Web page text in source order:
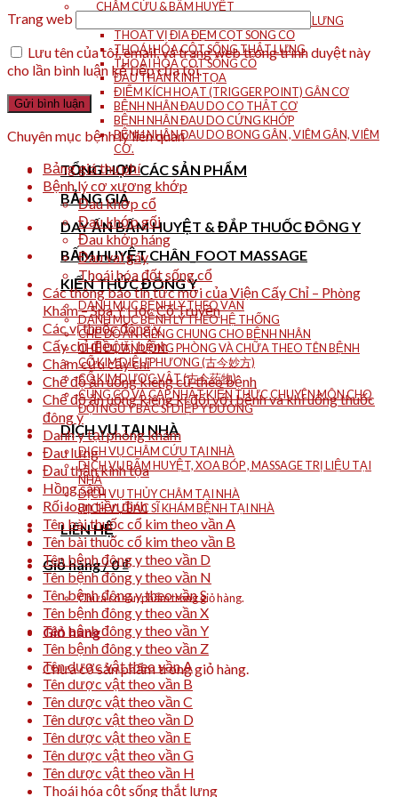
CHÂM CỨU & BẤM HUYỆT
THOÁT VỊ ĐĨA ĐỆM CỘT SỐNG THẮT LƯNG
THOÁT VỊ ĐĨA ĐỆM CỘT SỐNG CỔ
THOÁI HÓA CỘT SỐNG THẮT LƯNG
THOÁI HÓA CỘT SỐNG CỔ
ĐAU THẦN KINH TỌA
ĐIỂM KÍCH HOẠT (TRIGGER POINT) GÂN CƠ
BỆNH NHÂN ĐAU DO CO THẮT CƠ
BỆNH NHÂN ĐAU DO CỨNG KHỚP
BỆNH NHÂN ĐAU DO BONG GÂN , VIÊM GÂN, VIÊM
CƠ.
TỔNG HỢP CÁC SẢN PHẨM
BẢNG GIÁ
DAY ẤN BẤM HUYỆT & ĐẮP THUỐC ĐÔNG Y
BẤM HUYỆT CHÂN_FOOT MASSAGE
KIẾN THỨC ĐÔNG Y
DANH MỤC BỆNH LÝ THEO VẦN
DANH MỤC BỆNH LÝ THEO HỆ THỐNG
CHẾ ĐỘ ĂN KIÊNG CHUNG CHO BỆNH NHÂN
CHẾ ĐỘ ĂN UỐNG PHÒNG VÀ CHỮA THEO TÊN BỆNH
CỔ KIM DIỆU PHƯƠNG (古今妙方)
CỔ KIM DƯỢC VẬT (古今药物)
CỦNG CỐ VÀ CẬP NHẬT KIẾN THỨC CHUYÊN MÔN CHO
ĐỘI NGŨ Y BÁC SĨ DIỆP Y ĐƯỜNG
DỊCH VỤ TẠI NHÀ
DỊCH VỤ CHÂM CỨU TẠI NHÀ
DỊCH VỤ BẤM HUYỆT, XOA BÓP , MASSAGE TRỊ LIỆU TẠI
NHÀ
DỊCH VỤ THỦY CHÂM TẠI NHÀ
DỊCH VỤ BÁC SĨ KHÁM BỆNH TẠI NHÀ
LIÊN HỆ
Giỏ hàng /0₫
Chưa có sản phẩm trong giỏ hàng.
Giỏ hàng
Chưa có sản phẩm trong giỏ hàng.
Trang web
Lưu tên của tôi, email, và trang web trong trình duyệt này
cho lần bình luận kế tiếp của tôi.
Chuyên mục bệnh lý liên quan
Bảng giá thu phí
Bệnh lý cơ xương khớp
Đau khớp cổ
Đau khớp gối
Đau khớp háng
Đau vai gáy
Thoái hóa đốt sống cổ
Các thông báo tin tức mới của Viện Cấy Chỉ – Phòng
Khám – Spa Y Học Cổ Truyền
Các vị thuốc đông y
Cấy chỉ điều trị bệnh
Châm cứu cấy chỉ
Chế độ ăn uống kiêng cữ theo bệnh
Chế độ ăn uống kiêng kị đối với bệnh và khi uống thuốc
đông y
Danh y tại phòng khám
Đau lưng
Đau thần kinh tọa
Hồng sâm
Rối loạn tiền đình
Tên bài thuốc cổ kim theo vần A
Tên bài thuốc cổ kim theo vần B
Tên bệnh đông y theo vần D
Tên bệnh đông y theo vần N
Tên bệnh đông y theo vần S
Tên bệnh đông y theo vần X
Tên bệnh đông y theo vần Y
Tên bệnh đông y theo vần Z
Tên dược vật theo vần A
Tên dược vật theo vần B
Tên dược vật theo vần C
Tên dược vật theo vần D
Tên dược vật theo vần E
Tên dược vật theo vần G
Tên dược vật theo vần H
Thoái hóa cột sống thắt lưng